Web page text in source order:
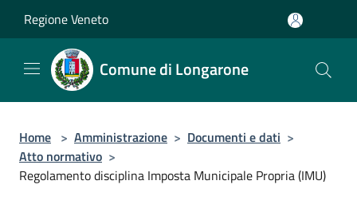
Regione Veneto
Comune di Longarone
Home > Amministrazione > Documenti e dati >
Atto normativo >
Regolamento disciplina Imposta Municipale Propria (IMU)